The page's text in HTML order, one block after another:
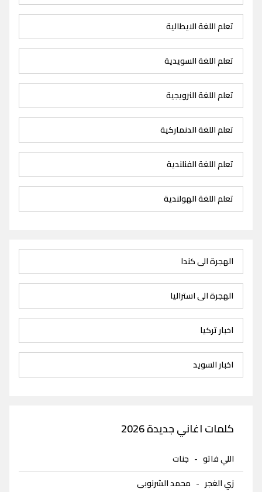
تعلم اللغة الايطالية
تعلم اللغة السويدية
تعلم اللغة النرويجية
تعلم اللغة الدنماركية
تعلم اللغة الفنلندية
تعلم اللغة الهولندية
الهجرة الى كندا
الهجرة الى استراليا
اخبار تركيا
اخبار السويد
كلمات اغاني جديدة 2026
اللي فاتو - جنات
زي الغجر - محمد الشرنوبى